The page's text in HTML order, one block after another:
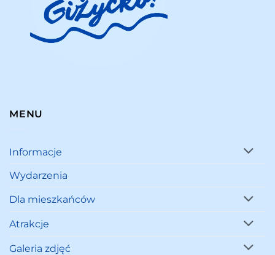
MENU
Informacje
Wydarzenia
Dla mieszkańców
Atrakcje
Galeria zdjęć